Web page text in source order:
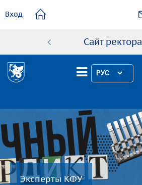
содержанию
Вход
Сайт ректора
РУС
Эксперты КФУ